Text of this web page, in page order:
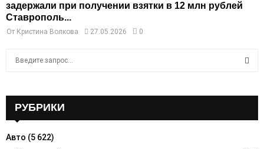
задержали при получении взятки в 12 млн рублей
Ставрополь...
От Кристина Волкова 27.05.2026 0
o
РУБРИКИ
Авто (5 622)